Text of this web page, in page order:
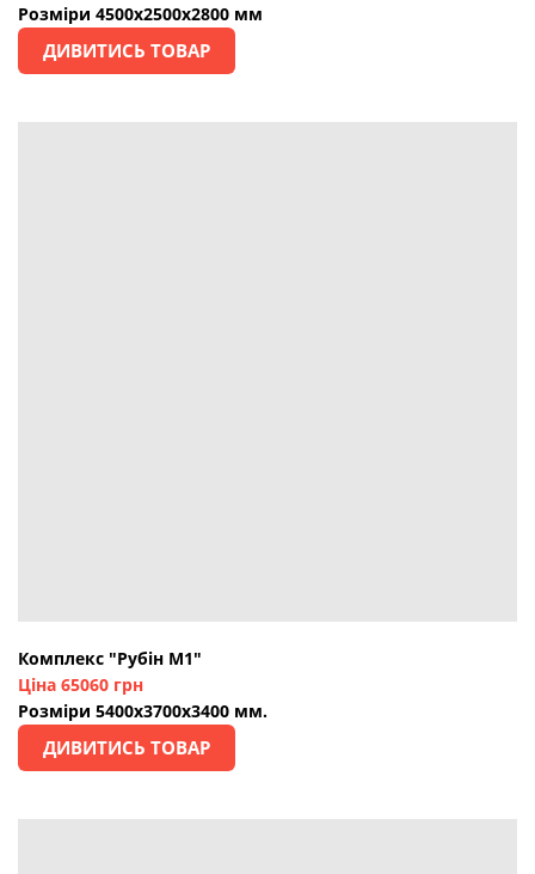
Розміри 4500х2500х2800 мм
ДИВИТИСЬ ТОВАР
Комплекс "Рубін М1"
Ціна 65060 грн
Розміри 5400х3700х3400 мм.
ДИВИТИСЬ ТОВАР